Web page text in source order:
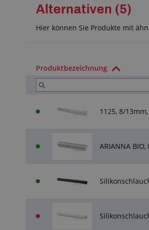
Alternativen (5)
Hier können Sie Produkte mit
Produktbezeichnung
1125, 8/
ARIANNA